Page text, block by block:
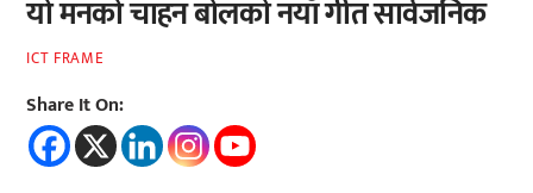
यो मनको चाहन बोलको नयाँ गीत सार्वजनिक
ICT FRAME
Share It On: